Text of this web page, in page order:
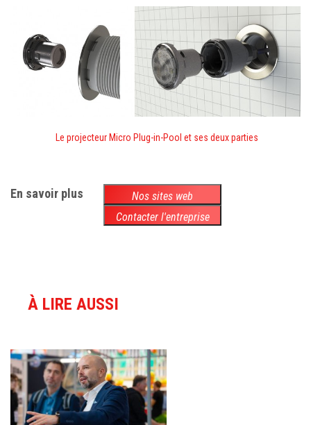
Le projecteur Micro Plug-in-Pool et ses deux parties
En savoir plus
Nos sites web
Contacter l'entreprise
À LIRE AUSSI